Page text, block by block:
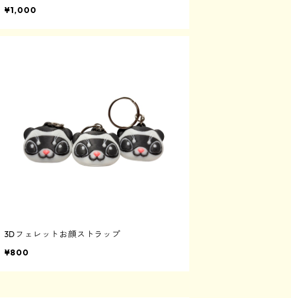
¥1,000
3Dフェレットお顔ストラップ
¥800